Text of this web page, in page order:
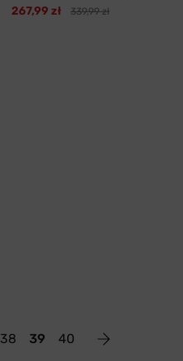
267,99 zł 339,99 zł
38 39 40